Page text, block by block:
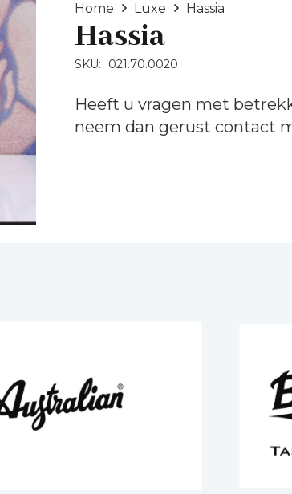
Home Luxe Hassia
Hassia
SKU: 021.70.0020
Heeft u vragen met
neem dan gerust contact